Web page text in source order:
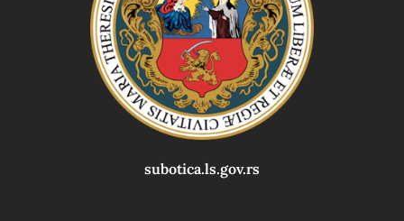
subotica.ls.gov.rs